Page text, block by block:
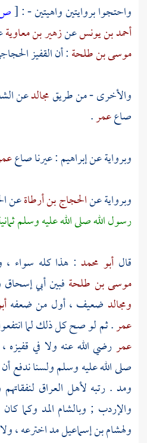
واحتجوا بروايتين واهيتين - :[
أحمد بن يونسعنزهير بن معاوية
موسى بن طلحة: أن القفيز
والأخرى - من طريقمجالدعن
صاععمر.
وبرواية عنإبراهيم: عيرنا صاع
وبرواية عنالحجاج بن أرطاةعن
رسول الله صلى الله عليه وسلم
قال أبو محمد : هذا كله سواء
موسى بن طلحة فبينأبي إسحاق
ومجالد ضعيف ، أول من ضعفه
عمر. ثم لو صح كل ذلك لما
عمررضي الله عنه ولا في قفيزه
صلى الله عليه وسلم ولسنا ندفع
ومد . رتبه لأهل العراق
والإردب ; وبالشام المد وكما كان
ولهشام بن إسماعيلمد اخترعه ،